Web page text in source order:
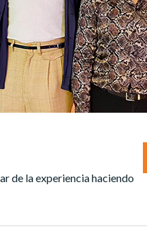
de la experiencia haciendo